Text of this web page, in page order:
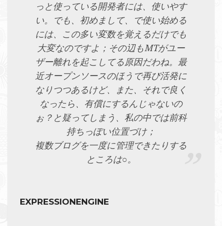
っと使っている開発者には、使いやす
い。でも、初めまして、で使い始める
には、この多い変数を覚えるだけでも
大変なのですよ；その辺もMTがユー
ザー離れを起こしてる原因だわね。最
近オープンソースのほうで再び活発に
なりつつあるけど、また、それで良く
なったら、有償にするんじゃないの
ぉ？と疑ってしまう、私の中では前科
持ちっぽい位置づけ；
複数ブログを一度に管理できたりする
ところは○。
EXPRESSIONENGINE